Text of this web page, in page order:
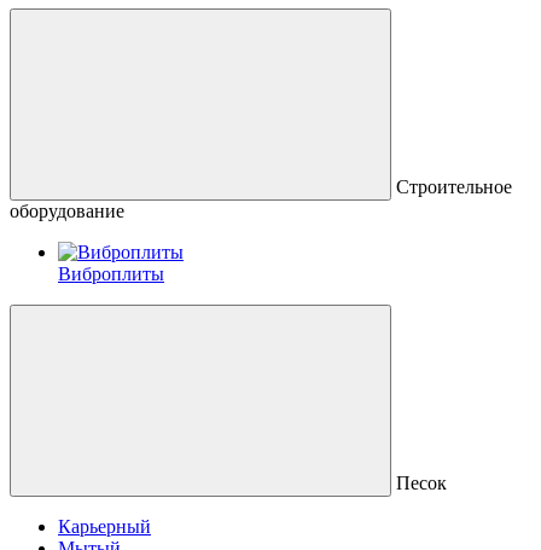
Строительное
оборудование
Виброплиты
Песок
Карьерный